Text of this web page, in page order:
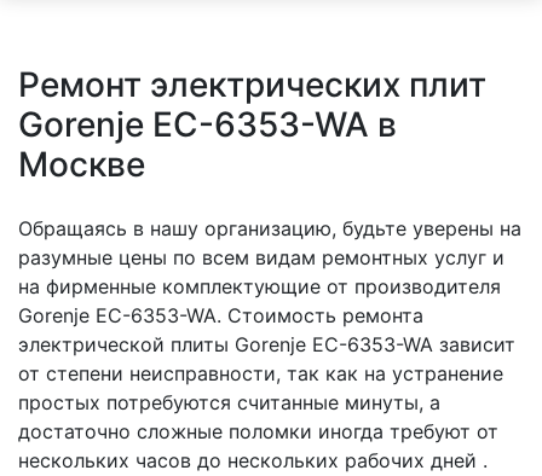
Ремонт электрических плит
Gorenje EC-6353-WA в
Москве
Обращаясь в нашу организацию, будьте уверены на
разумные цены по всем видам ремонтных услуг и
на фирменные комплектующие от производителя
Gorenje EC-6353-WA. Стоимость ремонта
электрической плиты Gorenje EC-6353-WA зависит
от степени неисправности, так как на устранение
простых потребуются считанные минуты, а
достаточно сложные поломки иногда требуют от
нескольких часов до нескольких рабочих дней .